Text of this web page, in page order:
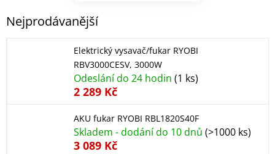
Nejprodávanější
Elektrický vysavač/fukar RYOBI
RBV3000CESV, 3000W
Odeslání do 24 hodin (1 ks)
2 289 Kč
AKU fukar RYOBI RBL1820S40F
Skladem - dodání do 10 dnů (>1000 ks)
3 089 Kč